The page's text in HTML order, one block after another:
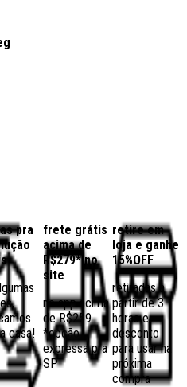
pra
casa!
frete grátis
acima de
R$279* no
site
no app acima
de R$259
*opção
expressa pra
SP
retire em
loja e ganhe
15%OFF
retiradas a
partir de 3
horas e
desconto
para usar na
próxima
compra